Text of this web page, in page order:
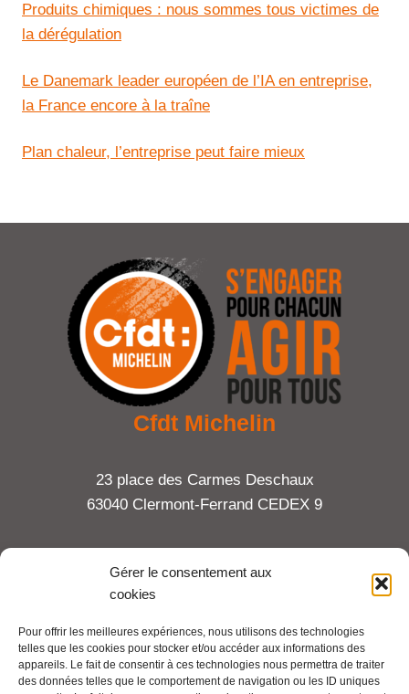
Gérer le consentement aux
cookies
Pour offrir les meilleures expériences, nous utilisons des technologies
telles que les cookies pour stocker et/ou accéder aux informations des
appareils. Le fait de consentir à ces technologies nous permettra de traiter
des données telles que le comportement de navigation ou les ID uniques
Produits chimiques : nous sommes tous victimes de
la dérégulation
Le Danemark leader européen de l’IA en entreprise,
la France encore à la traîne
Plan chaleur, l’entreprise peut faire mieux
Cfdt Michelin
23 place des Carmes Deschaux
63040 Clermont-Ferrand CEDEX 9
Tel : 06 65 27 23 81
Mentions légales
Pour aller plus loin :